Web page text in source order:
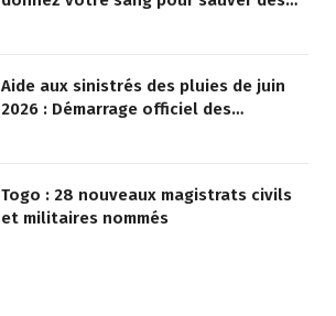
Aide aux sinistrés des pluies de juin
2026 : Démarrage officiel des
Togo : 28 nouveaux magistrats civils
et militaires nommés